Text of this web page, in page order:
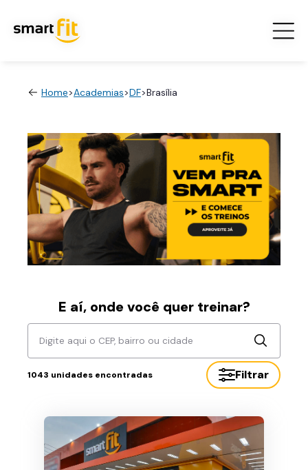
Home>Academias>DF>Brasília
E aí, onde você quer treinar?
Digite aqui o CEP, bairro ou cidade
1043 unidades encontradas Filtrar